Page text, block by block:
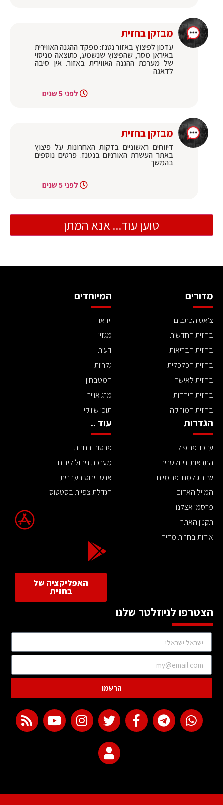
מבזקן בחזית
עדכון לפיצוץ באזור נטנז: מפקד ההגנה האווירית
באיראן מסר, שהפיצוץ שנשמע, כתוצאה מניסוי
של מערכת ההגנה האווירית באזור. אין סיבה
לדאגה
לפני 5 שנים
מבזקן בחזית
דיווחים ראשוניים בדקות האחרונות על פיצוץ
באתר העשרת האורניום בנטנז. פרטים נוספים
בהמשך
לפני 5 שנים
טוען עוד... אנא המתן
מדורים
צ'אט הכתבים
בחזית החדשות
בחזית הבריאות
בחזית הכלכלית
בחזית לאישה
בחזית היהדות
בחזית המוזיקה
המיוחדים
וידאו
מגזין
דעות
גלריות
המטבחון
מזג אוויר
תוכן שיווקי
הגדרות
עדכון פרופיל
התראות וניוזלטרים
שדרוג למנוי פרימיום
המייל האדום
פרסמו אצלנו
תקנון האתר
אודות בחזית מדיה
עוד ..
פרסום בחזית
מערכת ניהול לידים
אנטי וירוס בעברית
הגדלת צפיות בסטטוס
האפליקציה של
בחזית
הצטרפו לניוזלטר שלנו
הרשמו